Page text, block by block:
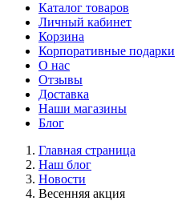
Каталог товаров
Личный кабинет
Корзина
Корпоративные подарки
О нас
Отзывы
Доставка
Наши магазины
Блог
Главная страница
Наш блог
Новости
Весенняя акция